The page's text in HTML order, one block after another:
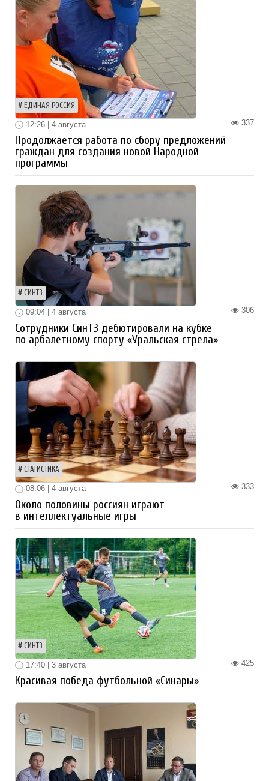
ЕДИНАЯ РОССИЯ
337
12:26 | 4 августа
Продолжается работа по сбору предложений
граждан для создания новой Народной
программы
СИНТЗ
306
09:04 | 4 августа
Сотрудники СинТЗ дебютировали на кубке
по арбалетному спорту «Уральская стрела»
СТАТИСТИКА
333
08:06 | 4 августа
Около половины россиян играют
в интеллектуальные игры
СИНТЗ
425
17:40 | 3 августа
Красивая победа футбольной «Синары»